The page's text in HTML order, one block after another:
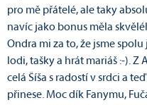
pro mě přátelé, ale taky
navíc jako bonus měla
Ondra mi za to, že jsme
lodi, tašky a hrát mariáš :-). Z
celá Šíša s radostí v srdci a
přinese. Moc dík Fanymu,